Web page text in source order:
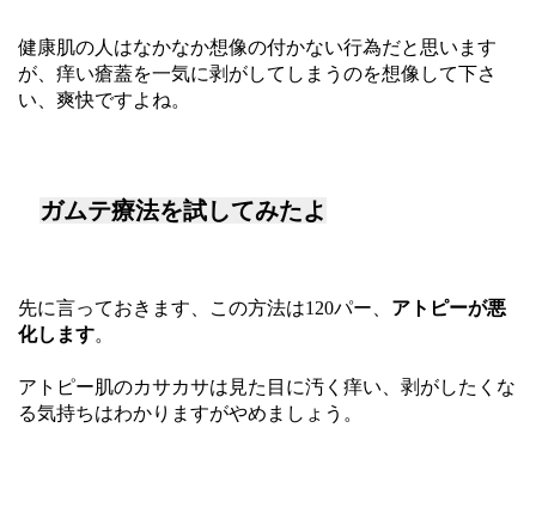
健康肌の人はなかなか想像の付かない行為だと思います
が、痒い瘡蓋を一気に剥がしてしまうのを想像して下さ
い、爽快ですよね。
ガムテ療法を試してみたよ
先に言っておきます、この方法は120パー、 アトピーが悪
化します。
アトピー肌のカサカサは見た目に汚く痒い、剥がしたくな
る気持ちはわかりますがやめましょう。